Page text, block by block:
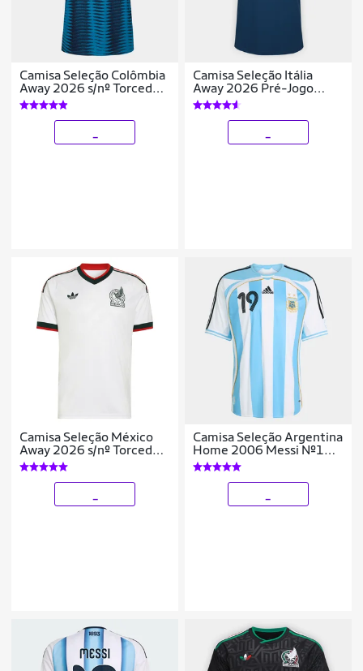
Camisa Seleção Colômbia
Away 2026 s/nº Torcedor
Adidas Originals
Masculina
Camisa Seleção Itália
Away 2026 Pré-Jogo
Adidas Originals
Masculina
Camisa Seleção México
Away 2026 s/nº Torcedor
Adidas Originals
Masculina
Camisa Seleção Argentina
Home 2006 Messi Nº19
Adidas Masculina